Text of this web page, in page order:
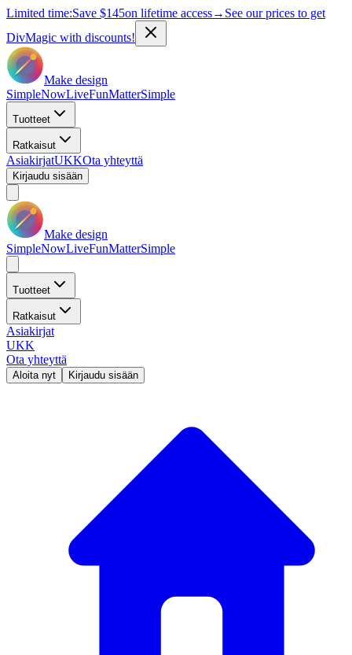
Limited time:Save $145on lifetime access→ See our prices to get
DivMagic with discounts!
Make design
SimpleNowLiveFunMatterSimple
Tuotteet
Ratkaisut
AsiakirjatUKKOta yhteyttä
Kirjaudu sisään
Make design
SimpleNowLiveFunMatterSimple
Tuotteet
Ratkaisut
Asiakirjat
UKK
Ota yhteyttä
Aloita nyt Kirjaudu sisään